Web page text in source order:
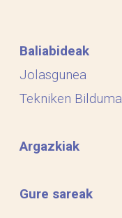
Baliabideak
Jolasgunea
Tekniken Bilduma
Argazkiak
Gure sareak